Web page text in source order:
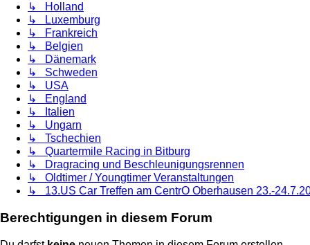
↳ Holland
↳ Luxemburg
↳ Frankreich
↳ Belgien
↳ Dänemark
↳ Schweden
↳ USA
↳ England
↳ Italien
↳ Ungarn
↳ Tschechien
↳ Quartermile Racing in Bitburg
↳ Dragracing und Beschleunigungsrennen
↳ Oldtimer / Youngtimer Veranstaltungen
↳ 13.US Car Treffen am CentrO Oberhausen 23.-
Berechtigungen in diesem Forum